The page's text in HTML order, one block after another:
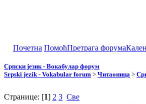
Почетна ПомоћПретрага форума
Српски језик - Вокабулар форум
Srpski jezik - Vokabular forum > Читаоница >
Странице: [1] 2 3 Све